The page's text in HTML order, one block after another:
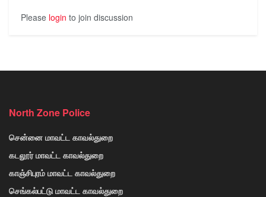
Please login to join discussion
North Zone Police
சென்னை மாவட்ட காவல்துறை
கடலூர் மாவட்ட காவல்துறை
காஞ்சிபுரம் மாவட்ட காவல்துறை
செங்கல்பட்டு மாவட்ட காவல்துறை